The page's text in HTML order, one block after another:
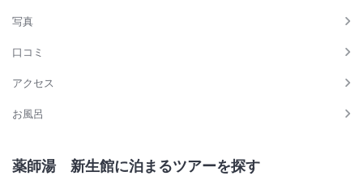
写真
口コミ
アクセス
お風呂
薬師湯 新生館に泊まるツアーを探す